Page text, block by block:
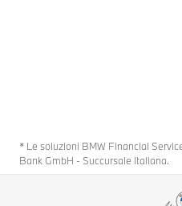
* Le soluzioni BMW Financial
Bank GmbH - Succursale Italiana.